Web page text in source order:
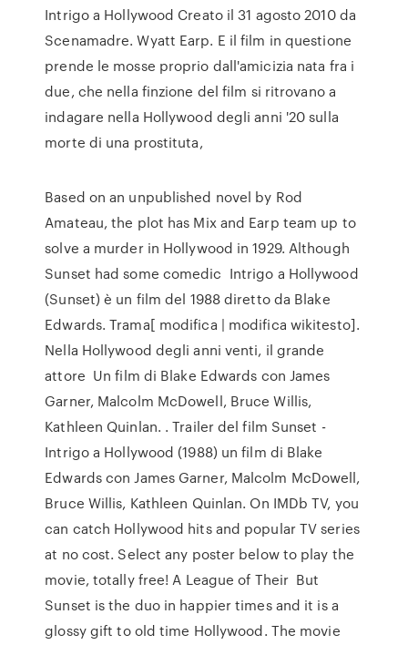
Intrigo a Hollywood Creato il 31 agosto 2010 da
Scenamadre. Wyatt Earp. E il film in questione
prende le mosse proprio dall'amicizia nata fra i
due, che nella finzione del film si ritrovano a
indagare nella Hollywood degli anni '20 sulla
morte di una prostituta,
Based on an unpublished novel by Rod
Amateau, the plot has Mix and Earp team up to
solve a murder in Hollywood in 1929. Although
Sunset had some comedic Intrigo a Hollywood
(Sunset) è un film del 1988 diretto da Blake
Edwards. Trama[ modifica | modifica wikitesto].
Nella Hollywood degli anni venti, il grande
attore Un film di Blake Edwards con James
Garner, Malcolm McDowell, Bruce Willis,
Kathleen Quinlan. . Trailer del film Sunset -
Intrigo a Hollywood (1988) un film di Blake
Edwards con James Garner, Malcolm McDowell,
Bruce Willis, Kathleen Quinlan. On IMDb TV, you
can catch Hollywood hits and popular TV series
at no cost. Select any poster below to play the
movie, totally free! A League of Their But
Sunset is the duo in happier times and it is a
glossy gift to old time Hollywood. The movie